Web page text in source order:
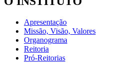
Apresentação
Missão, Visão, Valores
Organograma
Reitoria
Pró-Reitorias